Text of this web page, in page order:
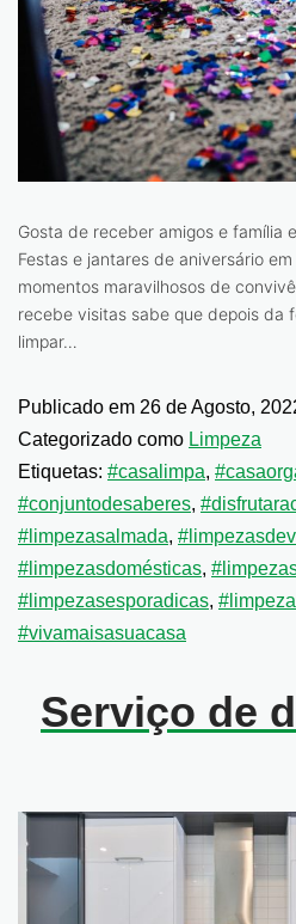
Gosta de receber amigos e família
Festas e jantares de aniversário
momentos maravilhosos de
recebe visitas sabe que depois da
limpar…
Publicado em 26 de Agosto,
Categorizado como Limpeza
Etiquetas: #casalimpa,
#conjuntodesaberes,
#limpezasalmada,
#limpezasdomésticas,
#limpezasesporadicas,
#vivamaisasuacasa
Serviço de